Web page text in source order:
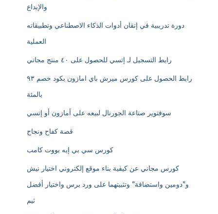
والإبداع
دورة تدريبية في إتقان أدوات الذكاء الاصطناعي وتطبيقاته
العملية
رابط التسجيل لـ إتسي للحصول على ٤٠ منتج مجاني
رابط الحصول على كورس ميرش باي امازون بكود خصم ٩٣
بالمئة
سوفتوير صناعة الجورنال لبيعه على أمازون أو إتسي
قصة كفاح ونجاح
كورس سي بي إيه بووت كامب
كورس مجاني عن كيفية بناء موقع إلكتروني اختيار نيش
و”دومين واستضافة” وتثبيتهما على ورد برس واختيار أفضل
ثيم